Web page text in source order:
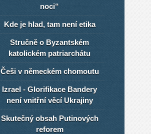
noci“
Kde je hlad, tam není etika
Stručně o Byzantském
katolickém patriarchátu
Češi v německém chomoutu
Izrael - Glorifikace Bandery
není vnitřní věcí Ukrajiny
Skutečný obsah Putinových
reforem